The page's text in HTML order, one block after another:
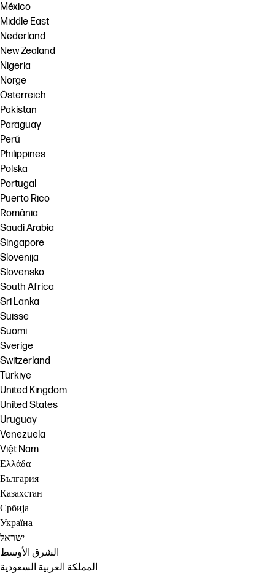
México
Middle East
Nederland
New Zealand
Nigeria
Norge
Österreich
Pakistan
Paraguay
Perú
Philippines
Polska
Portugal
Puerto Rico
România
Saudi Arabia
Singapore
Slovenija
Slovensko
South Africa
Sri Lanka
Suisse
Suomi
Sverige
Switzerland
Türkiye
United Kingdom
United States
Uruguay
Venezuela
Việt Nam
Ελλάδα
България
Казахстан
Србија
Україна
ישראל
الشرق الأوسط
المملكة العربية السعودية